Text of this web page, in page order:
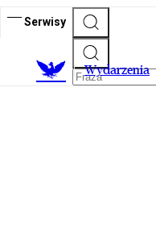
Serwisy
Wydarzenia